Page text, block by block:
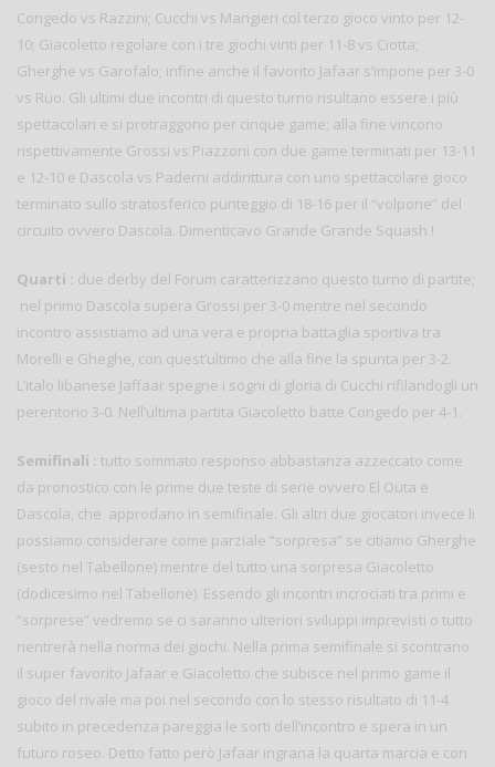
Congedo vs Razzini; Cucchi vs Mangieri col terzo gioco vinto per 12-
10; Giacoletto regolare con i tre giochi vinti per 11-8 vs Ciotta;
Gherghe vs Garofalo; infine anche il favorito Jafaar s’impone per 3-0
vs Ruo. Gli ultimi due incontri di questo turno risultano essere i più
spettacolari e si protraggono per cinque game; alla fine vincono
rispettivamente Grossi vs Piazzoni con due game terminati per 13-11
e 12-10 e Dascola vs Paderni addirittura con uno spettacolare gioco
terminato sullo stratosferico punteggio di 18-16 per il “volpone” del
circuito ovvero Dascola. Dimenticavo Grande Grande Squash !
Quarti : due derby del Forum caratterizzano questo turno di partite;
nel primo Dascola supera Grossi per 3-0 mentre nel secondo
incontro assistiamo ad una vera e propria battaglia sportiva tra
Morelli e Gheghe, con quest’ultimo che alla fine la spunta per 3-2.
L’italo libanese Jaffaar spegne i sogni di gloria di Cucchi rifilandogli un
perentorio 3-0. Nell’ultima partita Giacoletto batte Congedo per 4-1.
Semifinali : tutto sommato responso abbastanza azzeccato come
da pronostico con le prime due teste di serie ovvero El Outa e
Dascola, che approdano in semifinale. Gli altri due giocatori invece li
possiamo considerare come parziale “sorpresa” se citiamo Gherghe
(sesto nel Tabellone) mentre del tutto una sorpresa Giacoletto
(dodicesimo nel Tabellone). Essendo gli incontri incrociati tra primi e
“sorprese” vedremo se ci saranno ulteriori sviluppi imprevisti o tutto
rientrerà nella norma dei giochi. Nella prima semifinale si scontrano
il super favorito Jafaar e Giacoletto che subisce nel primo game il
gioco del rivale ma poi nel secondo con lo stesso risultato di 11-4
subito in precedenza pareggia le sorti dell’incontro e spera in un
futuro roseo. Detto fatto però Jafaar ingrana la quarta marcia e con